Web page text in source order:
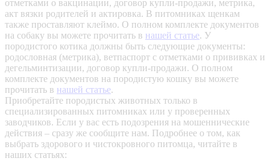
отметками о вакцинации, договор купли-продажи, метрика,
акт вязки родителей и актировка. В питомниках щенкам
также проставляют клеймо. О полном комплекте документов
на собаку вы можете прочитать в нашей статье. У
породистого котика должны быть следующие документы:
родословная (метрика), ветпаспорт с отметками о прививках и
дегельминтизации, договор купли-продажи. О полном
комплекте документов на породистую кошку вы можете
прочитать в нашей статье.
Приобретайте породистых животных только в
специализированных питомниках или у проверенных
заводчиков. Если у вас есть подозрения на мошеннические
действия – сразу же сообщите нам. Подробнее о том, как
выбрать здорового и чистокровного питомца, читайте в
наших статьях: